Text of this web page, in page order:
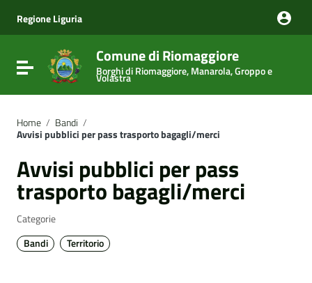
Vai al menu di navigazione
Vai al footer
Regione Liguria
Attiva / disattiva la navigazione
Comune di Riomaggiore
Borghi di Riomaggiore, Manarola, Groppo e
Volastra
Home / Bandi /
Avvisi pubblici per pass trasporto bagagli/merci
Avvisi pubblici per pass
trasporto bagagli/merci
Categorie
Bandi
Territorio